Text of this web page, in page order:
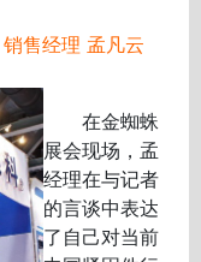
售经理 孟凡云
在金蜘蛛
展会现场，孟
经理在与记者
的言谈中表达
了自己对当前